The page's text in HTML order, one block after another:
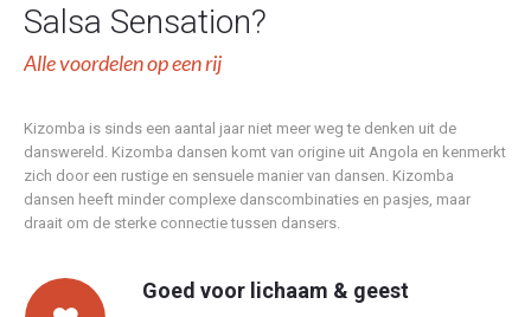
Salsa Sensation?
Alle voordelen op een rij
Kizomba is sinds een aantal jaar niet meer weg te denken uit de
danswereld. Kizomba dansen komt van origine uit Angola en kenmerkt
zich door een rustige en sensuele manier van dansen. Kizomba
dansen heeft minder complexe danscombinaties en pasjes, maar
draait om de sterke connectie tussen dansers.
Goed voor lichaam & geest